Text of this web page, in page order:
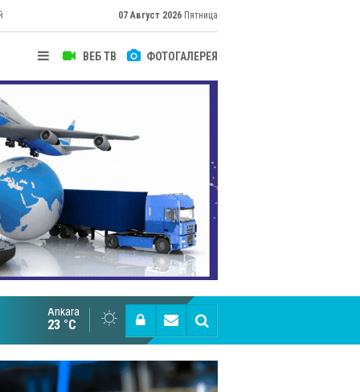
07 Август 2026 Пятница
ВЕБ ТВ ФОТОГАЛЕРЕЯ
Великий Шёлковый путь объединяет таланты в
Ankara
23 °C